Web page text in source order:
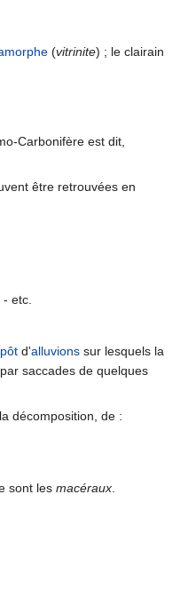
(vitrinite) ; le clairain
Carbonifère est dit,
être retrouvées en
etc.
d'alluvionssur lesquels la
, par saccades de quelques
décomposition, de :
sont les macéraux